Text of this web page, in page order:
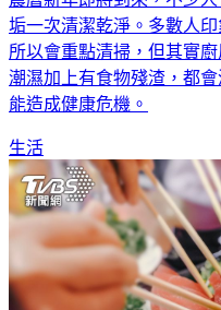
垢一次清潔乾淨。多數人
所以會重點清掃，但其實
潮濕加上有食物殘渣，都
能造成健康危機。
生活